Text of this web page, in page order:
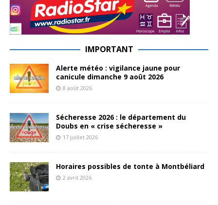
IMPORTANT
Alerte météo : vigilance jaune pour
canicule dimanche 9 août 2026
8 août 2026
Sécheresse 2026 : le département du
Doubs en « crise sécheresse »
17 juillet 2026
Horaires possibles de tonte à Montbéliard
2 avril 2026